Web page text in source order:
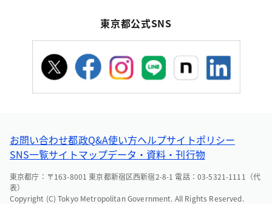
東京都公式SNS
お問い合わせ都政Q&A使い方ヘルプサイトポリシー
SNS一覧サイトマップデータ・資料・刊行物
東京都庁：〒163-8001 東京都新宿区西新宿2-8-1 電話：03-5321-1111（代
表）
Copyright (C) Tokyo Metropolitan Government. All Rights Reserved.